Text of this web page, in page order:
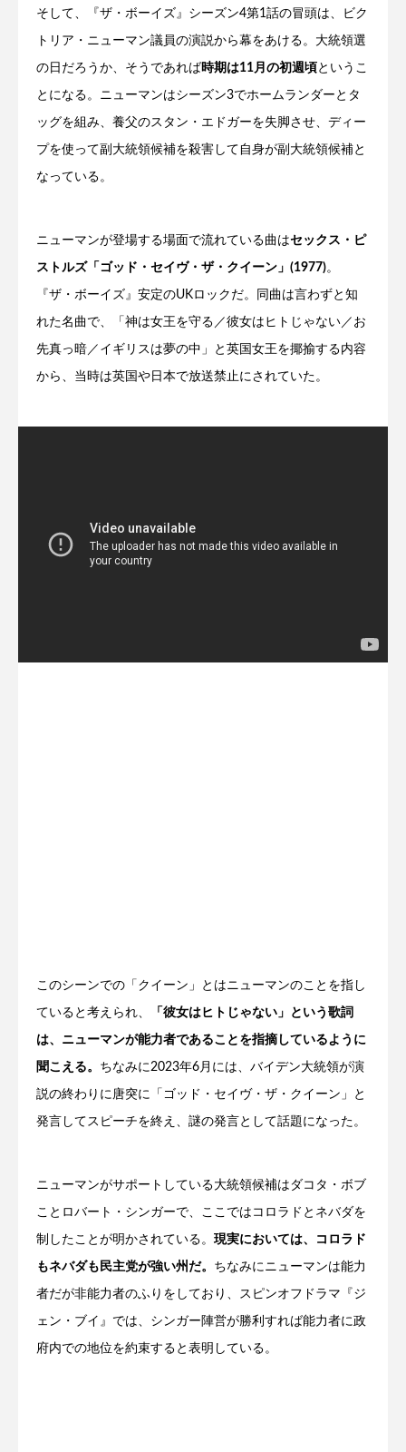
そして、『ザ・ボーイズ』シーズン4第1話の冒頭は、ビク
トリア・ニューマン議員の演説から幕をあける。大統領選
の日だろうか、そうであれば時期は11月の初週頃 というこ
とになる。ニューマンはシーズン3でホームランダーとタ
ッグを組み、養父のスタン・エドガーを失脚させ、ディー
プを使って副大統領候補を殺害して自身が副大統領候補と
なっている。
ニューマンが登場する場面で流れている曲はセックス・ピ
ストルズ「ゴッド・セイヴ・ザ・クイーン」(1977)。
『ザ・ボーイズ』安定のUKロックだ。同曲は言わずと知
れた名曲で、「神は女王を守る／彼女はヒトじゃない／お
先真っ暗／イギリスは夢の中」と英国女王を揶揄する内容
から、当時は英国や日本で放送禁止にされていた。
このシーンでの「クイーン」とはニューマンのことを指し
ていると考えられ、 「彼女はヒトじゃない」という歌詞
は、ニューマンが能力者であることを指摘しているように
聞こえる。 ちなみに2023年6月には、バイデン大統領が演
説の終わりに唐突に「ゴッド・セイヴ・ザ・クイーン」と
発言してスピーチを終え、謎の発言として話題になった。
ニューマンがサポートしている大統領候補はダコタ・ボブ
ことロバート・シンガーで、ここではコロラドとネバダを
制したことが明かされている。 現実においては、コロラド
もネバダも民主党が強い州だ。 ちなみにニューマンは能力
者だが非能力者のふりをしており、スピンオフドラマ『ジ
ェン・ブイ』では、シンガー陣営が勝利すれば能力者に政
府内での地位を約束すると表明している。